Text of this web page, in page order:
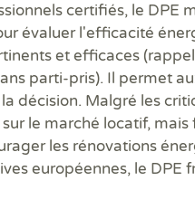
certifiés, le DPE
évaluer l'efficacité
et efficaces
parti-pris). Il permet
décision. Malgré les
le marché locatif,
les rénovations
européennes, le DPE